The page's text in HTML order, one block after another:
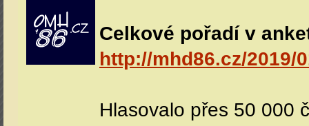
Celkové pořadí v
http://mhd86.cz/2019/
Hlasovalo přes 50 000